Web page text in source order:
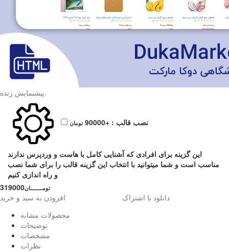
پیشنمایش زنده.
نصب قالب : +90000 تومان
این گزینه برای افرادی که آشنایی کامل با هاست و وردپرس ندارند
مناسب است و شما میتوانید با انتخاب این گزینه قالب را برای شما نصب
و راه اندازی کنیم
319000تومــــــــان
افزودن به سبد و خرید
دانلود با اشتراک
محصولات مشابه
توضیحات
مشخصات
نظرات